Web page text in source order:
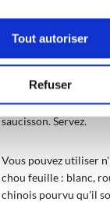
Tout autoriser
Refuser
Mettez le chou dans
posez tout autour les
terre et déposez au
saucisson. Servez.
Vous pouvez utiliser
chou feuille : blanc,
chinois pourvu qu'il